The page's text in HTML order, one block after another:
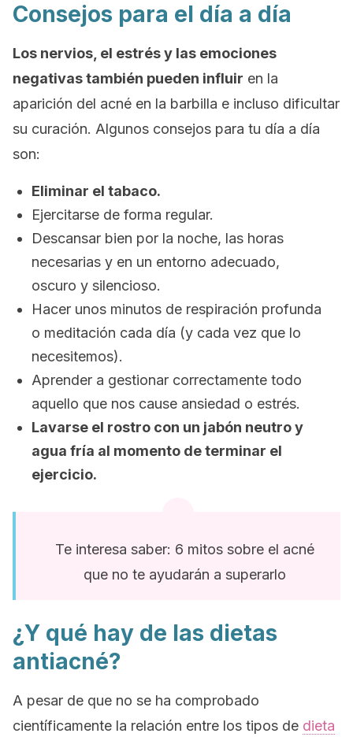
Consejos para el día a día
Los nervios, el estrés y las emociones
negativas también pueden influir en la
aparición del acné en la barbilla e incluso dificultar
su curación. Algunos consejos para tu día a día
son:
Eliminar el tabaco.
Ejercitarse de forma regular.
Descansar bien por la noche, las horas
necesarias y en un entorno adecuado,
oscuro y silencioso.
Hacer unos minutos de respiración profunda
o meditación cada día (y cada vez que lo
necesitemos).
Aprender a gestionar correctamente todo
aquello que nos cause ansiedad o estrés.
Lavarse el rostro con un jabón neutro y
agua fría al momento de terminar el
ejercicio.
Te interesa saber: 6 mitos sobre el acné
que no te ayudarán a superarlo
¿Y qué hay de las dietas
antiacné?
A pesar de que no se ha comprobado
científicamente la relación entre los tipos de dieta